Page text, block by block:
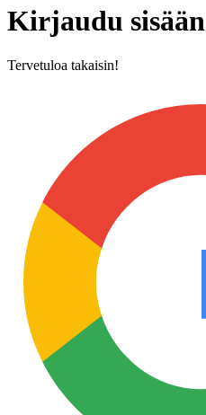
Kirjaudu sisään
Tervetuloa takaisin!